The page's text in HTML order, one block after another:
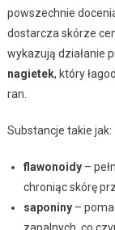
powszechnie
dostarcza skórze
wykazują działanie
nagietek, który
ran.
Substancje takie jak:
flawonoidy–
chroniąc skórę
saponiny–
zapalnych, co